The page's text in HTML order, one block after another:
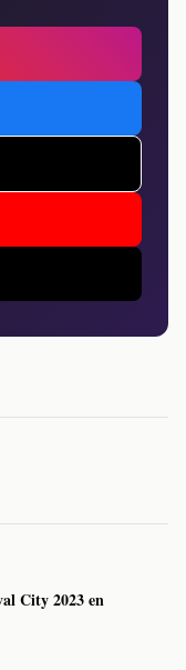
City 2023 en